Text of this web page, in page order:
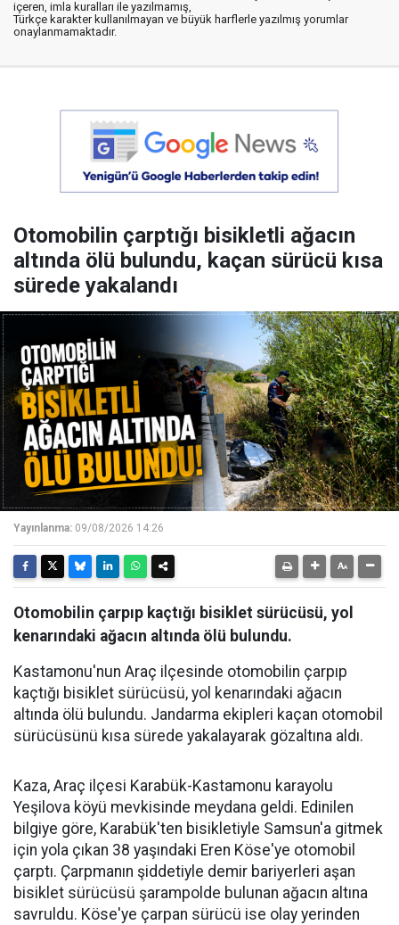
içeren, imla kuralları ile yazılmamış,
Türkçe karakter kullanılmayan ve büyük harflerle yazılmış yorumlar
onaylanmamaktadır.
Otomobilin çarptığı bisikletli ağacın
altında ölü bulundu, kaçan sürücü kısa
sürede yakalandı
Yayınlanma: 09/08/2026 14:26
Otomobilin çarpıp kaçtığı bisiklet sürücüsü, yol
kenarındaki ağacın altında ölü bulundu.
Kastamonu'nun Araç ilçesinde otomobilin çarpıp
kaçtığı bisiklet sürücüsü, yol kenarındaki ağacın
altında ölü bulundu. Jandarma ekipleri kaçan otomobil
sürücüsünü kısa sürede yakalayarak gözaltına aldı.
Kaza, Araç ilçesi Karabük-Kastamonu karayolu
Yeşilova köyü mevkisinde meydana geldi. Edinilen
bilgiye göre, Karabük'ten bisikletiyle Samsun'a gitmek
için yola çıkan 38 yaşındaki Eren Köse'ye otomobil
çarptı. Çarpmanın şiddetiyle demir bariyerleri aşan
bisiklet sürücüsü şarampolde bulunan ağacın altına
savruldu. Köse'ye çarpan sürücü ise olay yerinden